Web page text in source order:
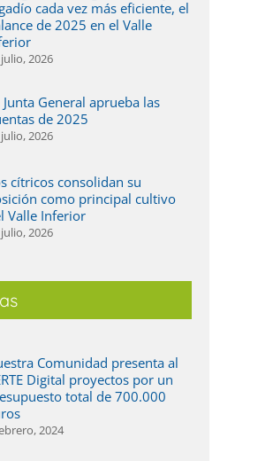
cada vez más eficiente, el
de 2025 en el Valle
2026
Junta General aprueba las
de 2025
2026
cítricos consolidan su
como principal cultivo
Valle Inferior
2026
Comunidad presenta al
Digital proyectos por un
total de 700.000
2024